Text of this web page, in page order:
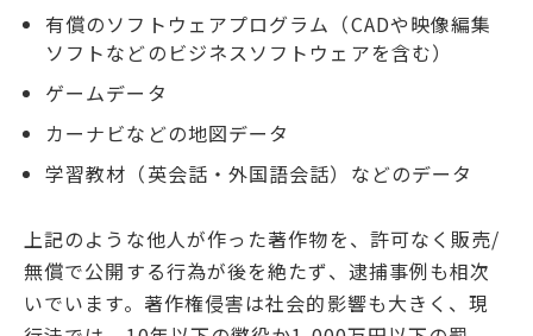
有償のソフトウェアプログラム（CADや映像編集
ソフトなどのビジネスソフトウェアを含む）
ゲームデータ
カーナビなどの地図データ
学習教材（英会話・外国語会話）などのデータ
上記のような他人が作った著作物を、許可なく販売/
無償で公開する行為が後を絶たず、逮捕事例も相次
いでいます。著作権侵害は社会的影響も大きく、現